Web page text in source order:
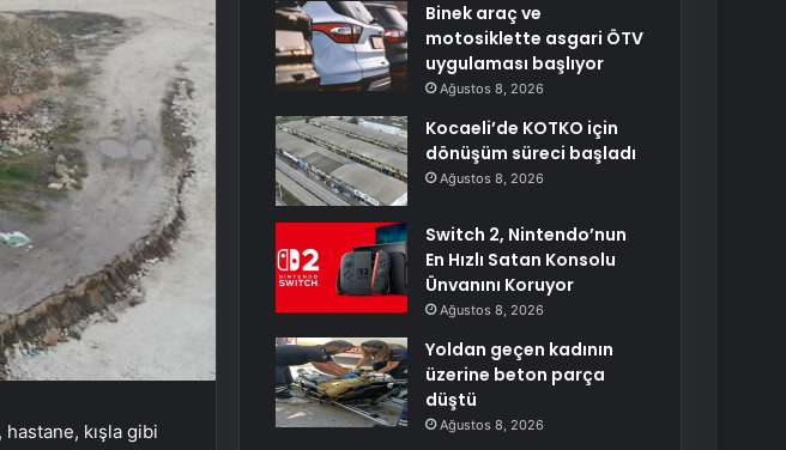
kışla gibi
Binek araç ve
motosiklette asgari ÖTV
uygulaması başlıyor
Ağustos 8, 2026
Kocaeli’de KOTKO için
dönüşüm süreci başladı
Ağustos 8, 2026
Switch 2, Nintendo’nun
En Hızlı Satan Konsolu
Ünvanını Koruyor
Ağustos 8, 2026
Yoldan geçen kadının
üzerine beton parça
düştü
Ağustos 8, 2026